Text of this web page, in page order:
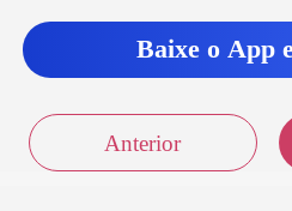
Baixe o App
Anterior